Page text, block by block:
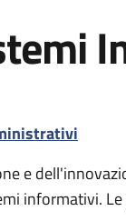
e
informativi.